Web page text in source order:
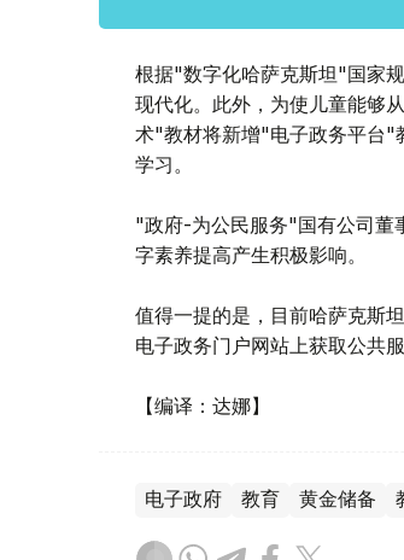
根据"数字化哈萨克斯坦"国家
现代化。此外，为使儿童能够
术"教材将新增"电子政务平台"
学习。
"政府-为公民服务"国有公司董
字素养提高产生积极影响。
值得一提的是，目前哈萨克斯
电子政务门户网站上获取公共
【编译：达娜】
电子政府 教育 黄金储备